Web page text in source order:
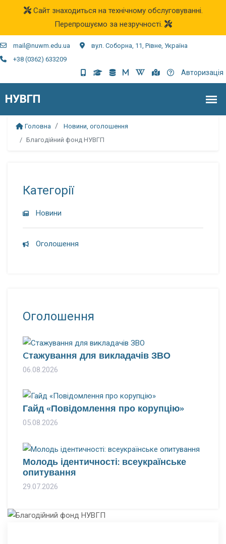
Сайт знаходиться на технічному обслуговуванні.
Перепрошуємо за незручності.
mail@nuwm.edu.ua
вул. Соборна, 11, Рівне, Україна
+38 (0362) 633209
Авторизація
Головна
Новини, оголошення
Благодійний фонд НУВГП
Категорії
Новини
Оголошення
Оголошення
Cтажування для викладачів ЗВО
06.08.2026
Гайд «Повідомлення про корупцію»
05.08.2026
Молодь ідентичності: всеукраїнське
опитування
29.07.2026